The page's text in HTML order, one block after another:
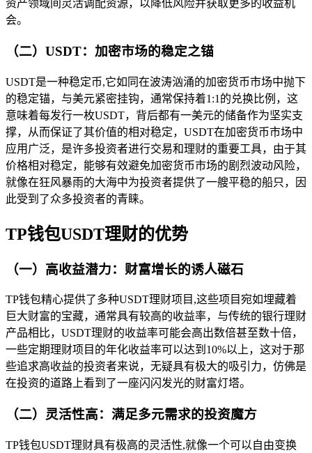
资产领域间灵活调配资源，以降低风险并获取更多的收益机
会。
（二）USDT：加密市场的稳定之锚
USDT是一种稳定币,它如同在波涛汹涌的加密货币市场中抛下
的稳定锚，与美元紧密挂钩，通常保持着1:1的兑换比例，这
意味着每发行一枚USDT，背后都有一美元的储备作为坚实支
撑，从而保证了其价值的相对稳定，USDT在加密货币市场中
应用广泛，是许多投资者进行交易和理财的重要工具，由于其
价格相对稳定，能够有效避免加密货币市场的剧烈波动风险，
就像在狂风暴雨的大海中为投资者提供了一艘平稳的船只，因
此受到了众多投资者的青睐。
TP钱包USDT理财的优势
（一）高收益潜力：财富增长的诱人磁石
TP钱包精心提供了多种USDT理财项目,这些项目宛如埋藏着
巨大财富的宝藏，通常具有较高的收益率，与传统的银行理财
产品相比，USDT理财的收益率可能会高出数倍甚至数十倍，
一些定期理财项目的年化收益率可以达到10%以上，这对于那
些追求高收益的投资者来说，无疑具有极大的吸引力，仿佛是
在投资的道路上看到了一座闪闪发光的财富灯塔。
（二）灵活性高：满足多元需求的投资魔方
TP钱包USDT理财具有极高的灵活性,就像一个可以自由变换